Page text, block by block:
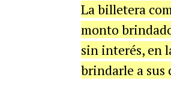
La billetera
monto
sin interés, en
brindarle a sus